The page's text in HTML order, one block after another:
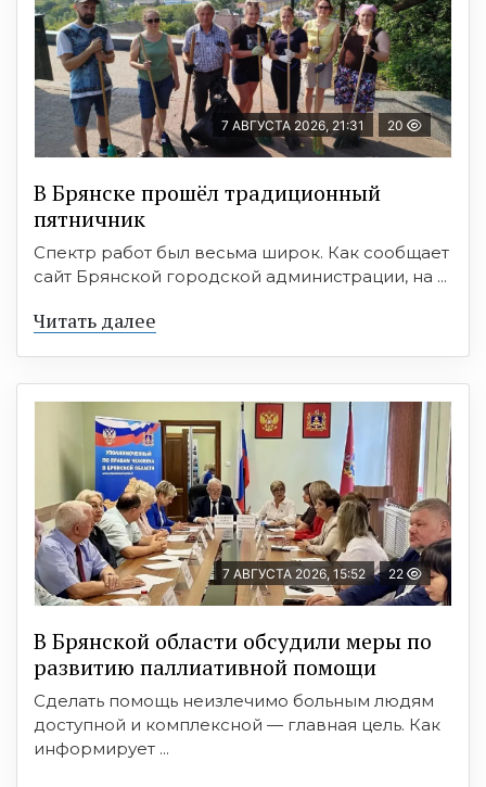
7 АВГУСТА 2026, 21:31 20
В Брянске прошёл традиционный
пятничник
Спектр работ был весьма широк. Как сообщает
сайт Брянской городской администрации, на ...
Читать далее
7 АВГУСТА 2026, 15:52 22
В Брянской области обсудили меры по
развитию паллиативной помощи
Сделать помощь неизлечимо больным людям
доступной и комплексной — главная цель. Как
информирует ...